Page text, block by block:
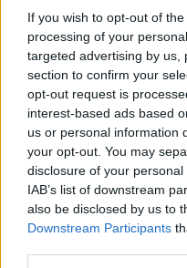
If you wish to opt-out of
processing of your
targeted advertising by us,
section to confirm your
opt-out request is
interest-based ads based
us or personal information
your opt-out. You may
disclosure of your
IAB’s list of downstream
also be disclosed by us to
Downstream Participants
Κουίζ: Σε ποιον σταθμό
το έργο τέχνης;
PODCASTS
Αναζήτηση
για...